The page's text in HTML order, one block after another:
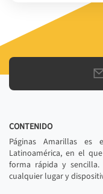
CONTENIDO
Páginas Amarillas es
Latinoamérica, en el
forma rápida y sencilla.
cualquier lugar y